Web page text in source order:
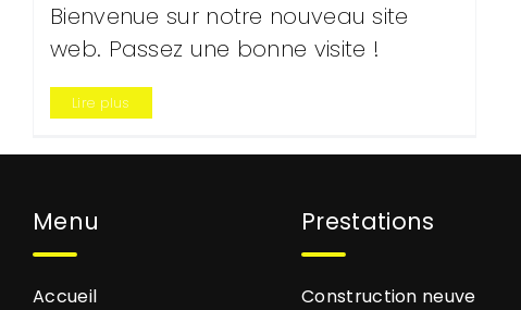
Bienvenue sur notre nouveau site
web. Passez une bonne visite !
Lire plus
Menu
Accueil
Prestations
Construction neuve